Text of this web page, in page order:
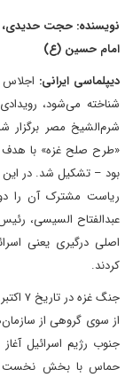
نویسنده: حجت حدیدی،
امام حسین (ع)
دیپلماسی ایرانی:
شرم‌الشیخ مصر
بود – تشکیل شد. در این
ریاست مشترک آن را
عبدالفتاح السیسی،
اصلی درگیری یعنی
کردند.
از سوی گروهی از
حماس با بخش نخست